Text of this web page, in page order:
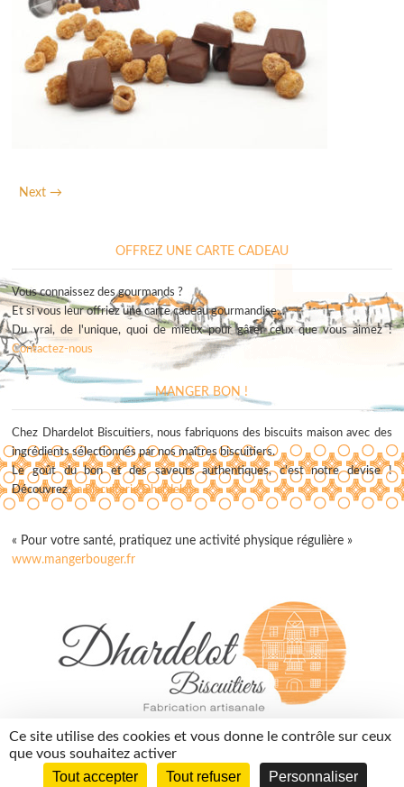
Next →
OFFREZ UNE CARTE CADEAU
Vous connaissez des gourmands ?
Et si vous leur offriez une carte cadeau gourmandise...
Du vrai, de l'unique, quoi de mieux pour gâter ceux que vous aimez !
Contactez-nous
MANGER BON !
Chez Dhardelot Biscuitiers, nous fabriquons des biscuits maison avec des
ingrédients sélectionnés par nos maîtres biscuitiers.
Le goût du bon et des saveurs authentiques, c'est notre devise !
DécouvrezLa Biscuiterie Dhardelot
« Pour votre santé, pratiquez une activité physique régulière »
www.mangerbouger.fr
contact@dhardelotbiscuitiers.fr
03 74 05 01 10
Ce site utilise des cookies et vous donne le contrôle sur ceux
que vous souhaitez activer
Tout accepter Tout refuser Personnaliser